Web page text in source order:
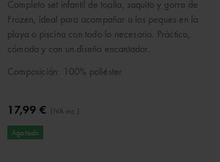
Completo set infantil de toalla, saquito y gorra de
Frozen, ideal para acompañar a los peques en la
playa o piscina con todo lo necesario. Práctico,
cómodo y con un diseño encantador.
Composición: 100% poliéster
17,99 € (IVA inc.)
Agotado